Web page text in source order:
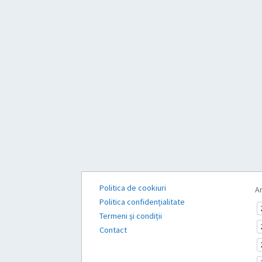
Politica de cookiuri
Politica confidențialitate
Termeni și condiții
Contact